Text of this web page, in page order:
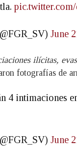
June
ilícitas,
fotografías de
4 intimaciones
June